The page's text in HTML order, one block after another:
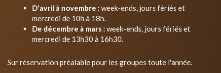
D'avril à novembre : week-ends, jours fériés et
mercredi de 10h à 18h.
De décembre à mars : week-ends, jours fériés et
mercredi de 13h30 à 16h30.
Sur réservation préalable pour les groupes toute l'année.